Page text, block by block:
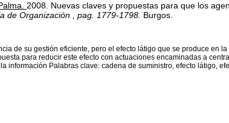
2008. Nuevas claves y propuestas para que los
de Organización , pag. 1779-1798. Burgos.
de su gestión eficiente, pero el efecto látigo que se produce en
para reducir este efecto con actuaciones encaminadas a
Palabras clave: cadena de suministro, efecto látigo,